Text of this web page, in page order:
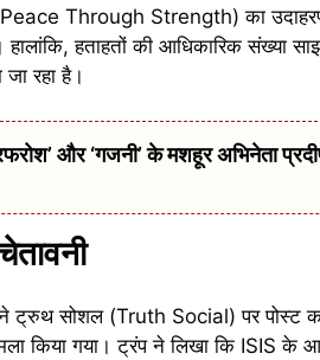
Through Strength) का उदाहरण
हताहतों की आधिकारिक संख्या
रहा है।
और ‘गजनी’ के मशहूर अभिनेता
ट्रुथ सोशल (Truth Social) पर पोस्ट
किया गया। ट्रंप ने लिखा कि ISIS के